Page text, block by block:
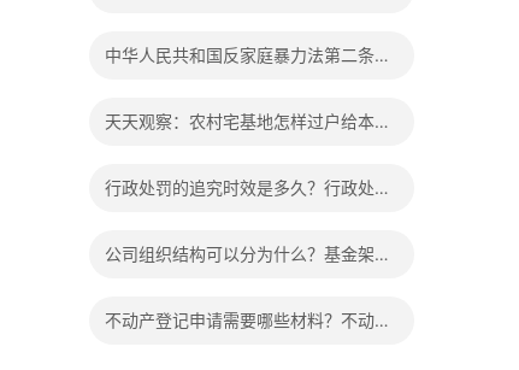
中华人民共和国反家庭暴力法第二条的
天天观察：农村宅基地怎样过户给本村
行政处罚的追究时效是多久？行政处罚
公司组织结构可以分为什么？基金架构
不动产登记申请需要哪些材料？不动产